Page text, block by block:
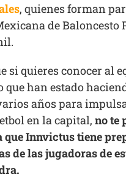
, quienes forman
de Baloncesto
si quieres conocer al
que han estado
años para
en la capital,no te
que Innvictus tiene
de las jugadoras de